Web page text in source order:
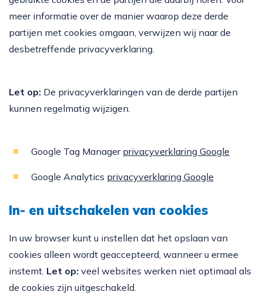
meer informatie over de manier waarop deze derde
partijen met cookies omgaan, verwijzen wij naar de
desbetreffende privacyverklaring.
Let op: De privacyverklaringen van de derde partijen
kunnen regelmatig wijzigen.
Google Tag Manager privacyverklaring Google
Google Analytics privacyverklaring Google
In- en uitschakelen van cookies
In uw browser kunt u instellen dat het opslaan van
cookies alleen wordt geaccepteerd, wanneer u ermee
instemt. Let op: veel websites werken niet optimaal als
de cookies zijn uitgeschakeld.